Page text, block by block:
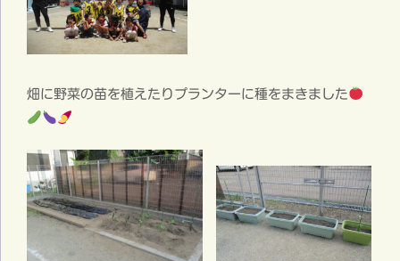
畑に野菜の苗を植えたりプランターに種をまきました